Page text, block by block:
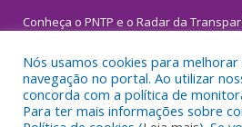
Conheça o PNTP e o Radar da
Todos os direitos reservados a
Nós usamos cookies para
navegação no portal. Ao utilizar
concorda com a política de
Para ter mais informações sobre